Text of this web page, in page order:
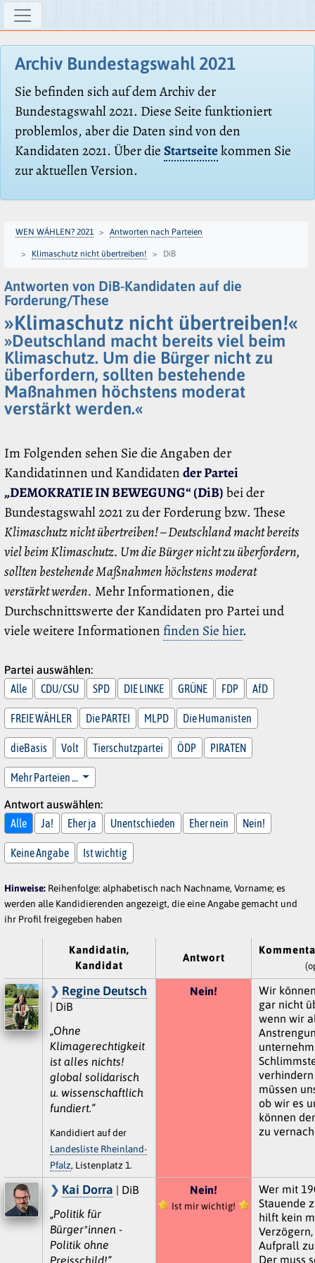
Archiv Bundestagswahl 2021
Sie befinden sich auf dem Archiv der
Bundestagswahl 2021. Diese Seite funktioniert
problemlos, aber die Daten sind von den
Kandidaten 2021. Über dieStartseitekommen Sie
zur aktuellen Version.
WEN WÄHLEN? 2021 Antworten nach Parteien
Klimaschutz nicht übertreiben! DiB
Antworten von DiB-Kandidaten auf die
Forderung/These
»Klimaschutz nicht übertreiben!«
»Deutschland macht bereits viel beim
Klimaschutz. Um die Bürger nicht zu
überfordern, sollten bestehende
Maßnahmen höchstens moderat
verstärkt werden.«
Im Folgenden sehen Sie die Angaben der
Kandidatinnen und Kandidatender Partei
„DEMOKRATIE IN BEWEGUNG“ (DiB)bei der
Bundestagswahl 2021 zu der Forderung bzw. These
Klimaschutz nicht übertreiben! – Deutschland macht bereits
viel beim Klimaschutz. Um die Bürger nicht zu überfordern,
sollten bestehende Maßnahmen höchstens moderat
verstärkt werden. Mehr Informationen, die
Durchschnittswerte der Kandidaten pro Partei und
viele weitere Informationen finden Sie hier.
Partei auswählen:
Alle
CDU/CSU SPD DIE LINKE GRÜNE FDP AfD
FREIE WÄHLER Die PARTEI MLPD Die Humanisten
dieBasis Volt Tierschutzpartei ÖDP PIRATEN
Mehr Parteien …
Antwort auswählen:
Alle
Ja! Eher ja Unentschieden Eher nein Nein!
Keine Angabe Ist wichtig
Hinweise: Reihenfolge: alphabetisch nach Nachname, Vorname; es
werden alle Kandidierenden angezeigt, die eine Angabe gemacht und
ihr Profil freigegeben haben
Kandidatin,
Kandidat
Antwort
Regine Deutsch
| DiB
„Ohne
Klimagerechtigkeit
ist alles nichts!
global solidarisch
u. wissenschaftlich
fundiert.“
Kandidiert auf der
Landesliste Rheinland-
Pfalz, Listenplatz 1.
Nein!
Wir
gar nicht
wenn wir
müssen
ob wir es
können
zu
Kai Dorra | DiB
„Politik für
Bürger*innen -
Politik ohne
Preisschild!“
Nein!
Ist mir wichtig!
Wer mit
Stauende
hilft kein
Aufprall
Der muss